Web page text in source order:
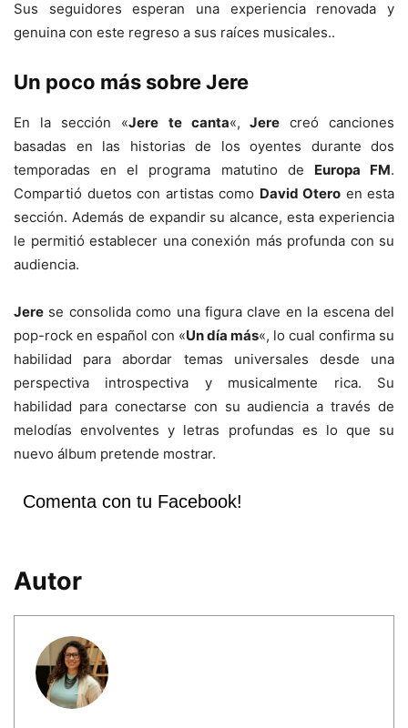
Sus seguidores esperan una experiencia renovada y
genuina con este regreso a sus raíces musicales..
Un poco más sobre Jere
En la sección «Jere te canta«, Jerecreó canciones
basadas en las historias de los oyentes durante dos
temporadas en el programa matutino de Europa FM.
Compartió duetos con artistas como David Otero en esta
sección. Además de expandir su alcance, esta experiencia
le permitió establecer una conexión más profunda con su
audiencia.
Jere se consolida como una figura clave en la escena del
pop-rock en español con «Un día más«, lo cual confirma su
habilidad para abordar temas universales desde una
perspectiva introspectiva y musicalmente rica. Su
habilidad para conectarse con su audiencia a través de
melodías envolventes y letras profundas es lo que su
nuevo álbum pretende mostrar.
Comenta con tu Facebook!
Autor